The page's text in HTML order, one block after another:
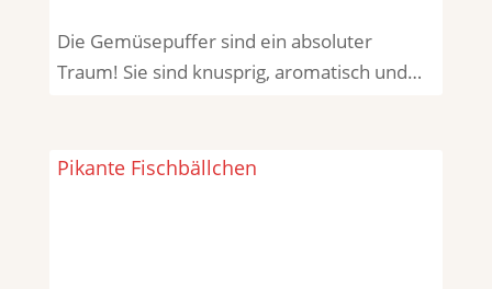
Die Gemüsepuffer sind ein absoluter
Traum! Sie sind knusprig, aromatisch und…
Pikante Fischbällchen